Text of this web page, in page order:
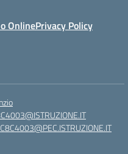
OnlinePrivacy Policy